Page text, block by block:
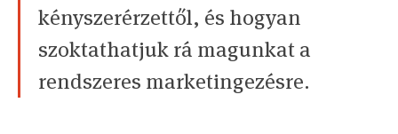
kényszerérzettől, és hogyan
szoktathatjuk rá magunkat a
rendszeres marketingezésre.